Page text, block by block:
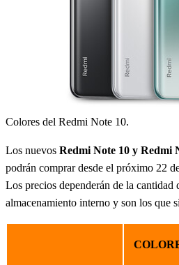
Colores del Redmi Note 10.
Los nuevos Redmi Note 10 y Redmi
podrán comprar desde el próximo 22
Los precios dependerán de la
almacenamiento interno y son los que